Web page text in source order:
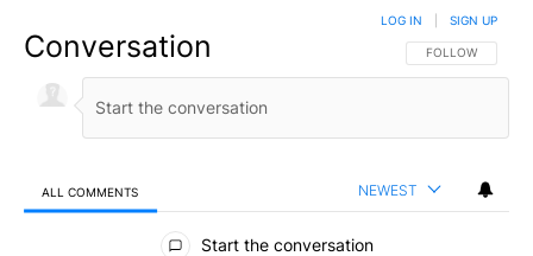
Conversation FOLLOW THIS
FOLLOW
LOG IN SIGN UP
ALL COMMENTS NEWEST
All Comments
Start the conversation